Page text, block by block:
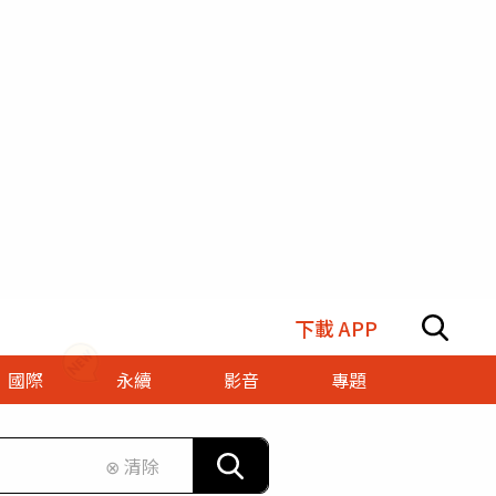
下載 APP
國際 永續 影音
專題
⊗ 清除